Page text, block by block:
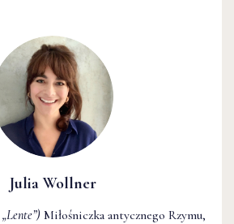
Julia Wollner
„Lente”) Miłośniczka antycznego Rzymu,